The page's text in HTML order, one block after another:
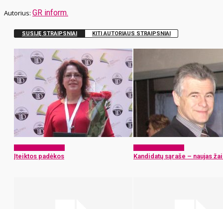
GR inform.
SUSIJĘ STRAIPSNIAI KITI AUTORIAUS STRAIPSNIAI
Įteiktos padėkos Kandidatų sąraše – naujas